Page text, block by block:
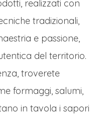
realizzati con
tradizionali,
e passione,
del territorio.
troverete
formaggi, salumi,
in tavola i sapori